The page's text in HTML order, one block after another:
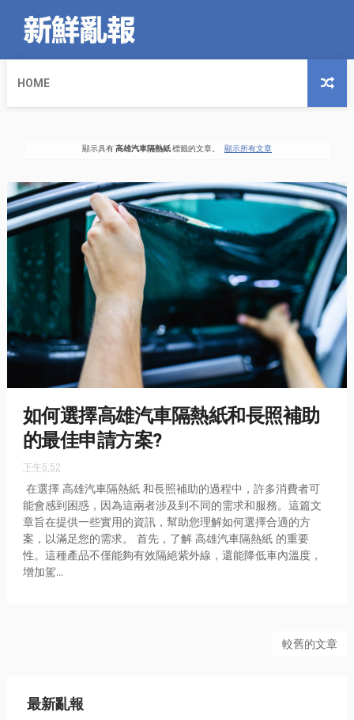
HOME
顯示具有高雄汽車隔熱紙標籤的文章。 顯示所有文章
如何選擇高雄汽車隔熱紙和長照補助
的最佳申請方案?
下午5:52
在選擇 高雄汽車隔熱紙 和長照補助的過程中，許多消費者可
能會感到困惑，因為這兩者涉及到不同的需求和服務。這篇文
章旨在提供一些實用的資訊，幫助您理解如何選擇合適的方
案，以滿足您的需求。 首先，了解 高雄汽車隔熱紙 的重要
性。這種產品不僅能夠有效隔絕紫外線，還能降低車內溫度，
增加駕...
較舊的文章
最新亂報